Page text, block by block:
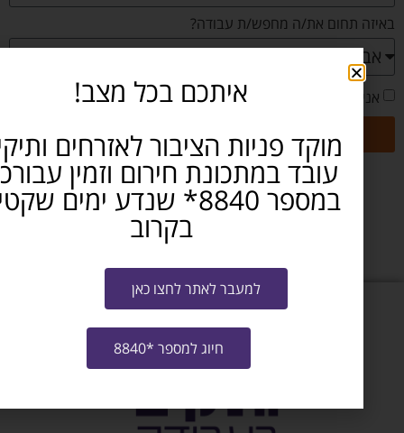
את/ה מחפש/ת עבודה?
ת את תנאי ההצטרפות לתוכניתו-מדיניות האתר
שליחה
לחזרה וצפיה בכל הקורסים לחצו כאן
איתכם בכל מצב!
פניות הציבור לאזרחים ותיקים
במתכונת חירום וזמין עבורכם
במספר 8840* שנדע ימים שקטים
למעבר לאתר לחצו כאן